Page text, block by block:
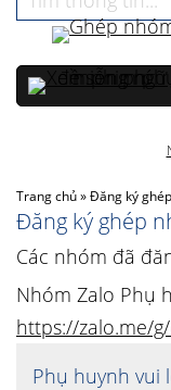
Trang chủ»Đăng ký
Đăng ký ghép
Các nhóm đã
Nhóm Zalo Phụ
https://zalo.me/
Phụ huynh vui